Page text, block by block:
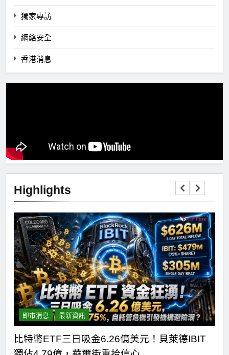
獨家專訪
網絡安全
香港消息
Highlights
即市消息 最新資訊
比特幣ETF三日吸金6.26億美元！貝萊德IBIT